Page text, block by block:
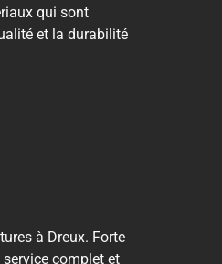
qui sont
et la durabilité
à Dreux. Forte
service complet et